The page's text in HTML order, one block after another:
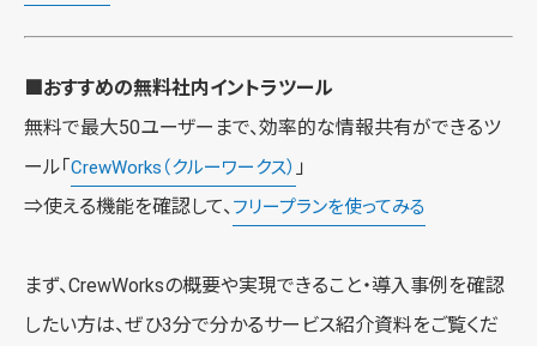
■おすすめの無料社内イントラツール
無料で最大50ユーザーまで、効率的な情報共有ができるツ
ール「 CrewWorks（クルーワークス） 」
⇒使える機能を確認して、フリープランを使ってみる
まず、CrewWorksの概要や実現できること・導入事例を確認
したい方は、ぜひ3分で分かるサービス紹介資料をご覧くだ